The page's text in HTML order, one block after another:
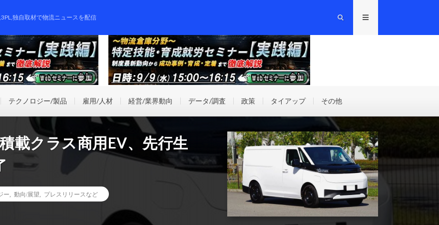
独自取材で物流ニュースを配信
テクノロジー/製品 雇用/人材 経営/業界動向 データ/調査 政策 タイアップ その他
載クラス商用EV、先行生
ー 動向/展望 プレスリリースなど